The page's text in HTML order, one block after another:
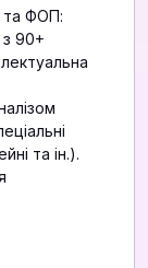
та ФОП:
з 90+
та ін.).